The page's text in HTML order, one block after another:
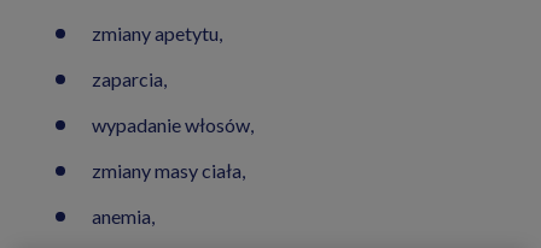
zmiany apetytu,
zaparcia,
wypadanie włosów,
zmiany masy ciała,
anemia,